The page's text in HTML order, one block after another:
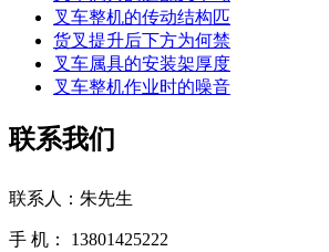
叉车整机的传动结构匹
货叉提升后下方为何禁
叉车属具的安装架厚度
叉车整机作业时的噪音
联系我们
联系人：朱先生
手 机： 13801425222